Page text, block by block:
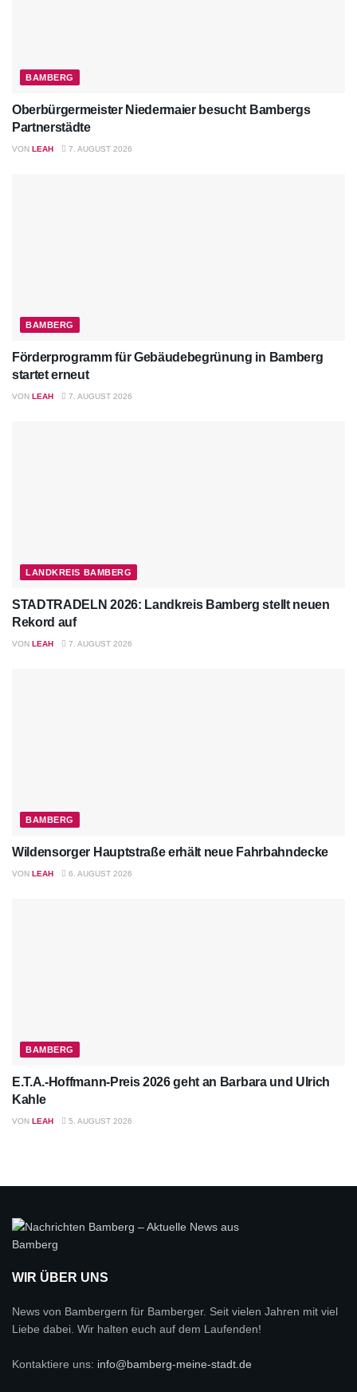
BAMBERG
Oberbürgermeister Niedermaier besucht Bambergs
Partnerstädte
VON LEAH 7. AUGUST 2026
BAMBERG
Förderprogramm für Gebäudebegrünung in Bamberg
startet erneut
VON LEAH 7. AUGUST 2026
LANDKREIS BAMBERG
STADTRADELN 2026: Landkreis Bamberg stellt neuen
Rekord auf
VON LEAH 7. AUGUST 2026
BAMBERG
Wildensorger Hauptstraße erhält neue Fahrbahndecke
VON LEAH 6. AUGUST 2026
BAMBERG
E.T.A.-Hoffmann-Preis 2026 geht an Barbara und Ulrich
Kahle
VON LEAH 5. AUGUST 2026
WIR ÜBER UNS
News von Bambergern für Bamberger. Seit vielen Jahren mit viel
Liebe dabei. Wir halten euch auf dem Laufenden!
Kontaktiere uns: info@bamberg-meine-stadt.de